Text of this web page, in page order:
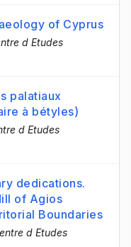
of Cyprus
d Etudes
palatiaux
à bétyles)
d Etudes
dedications.
of Agios
Boundaries
d Etudes